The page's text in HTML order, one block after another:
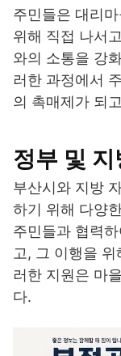
주민들은 대리
위해 직접 나서
와의 소통을 강
러한 과정에서
의 촉매제가 되
정부 및
부산시와 지방
하기 위해 다양
주민들과 협력
고, 그 이행을
러한 지원은 마
다.